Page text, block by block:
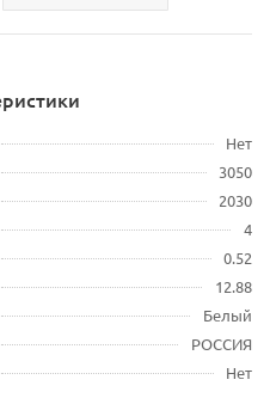
Нет
3050
2030
4
0.52
12.88
Белый
РОССИЯ
Нет